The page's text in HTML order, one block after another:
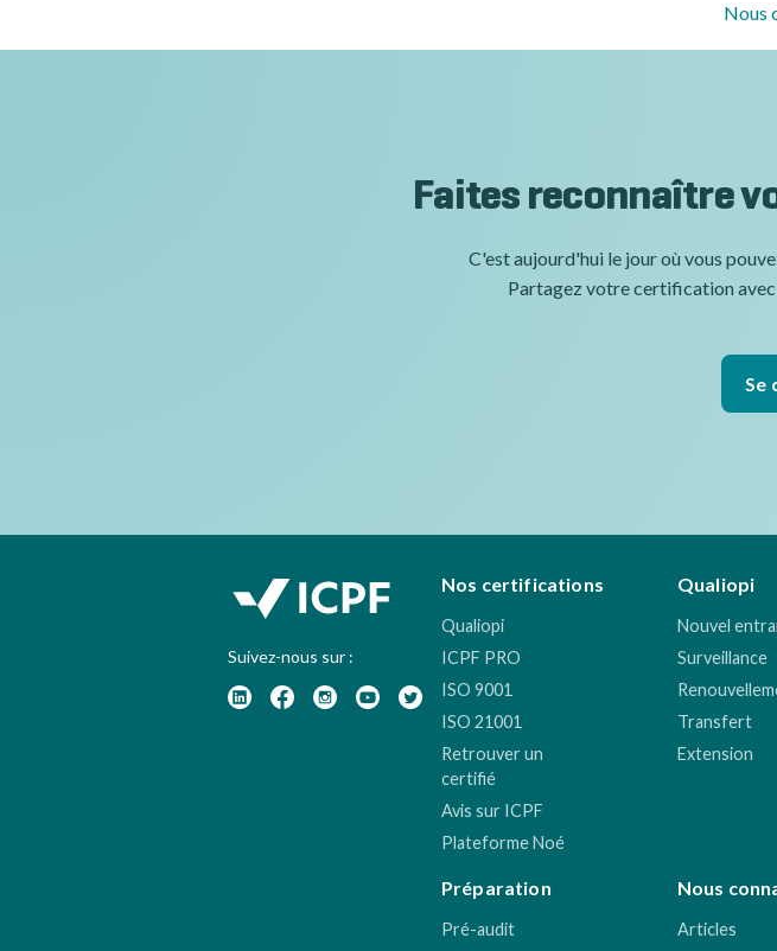
Nous
Faites reconnaître
C'est aujourd'hui le jour où vous
Partagez votre certification
Se
Suivez-nous sur :
Nos certifications
Qualiopi
ICPF PRO
ISO 9001
ISO 21001
Retrouver un
certifié
Avis sur ICPF
Plateforme Noé
Qualiopi
Nouvel
Surveillance
Transfert
Extension
Préparation
Pré-audit
Nous
Articles